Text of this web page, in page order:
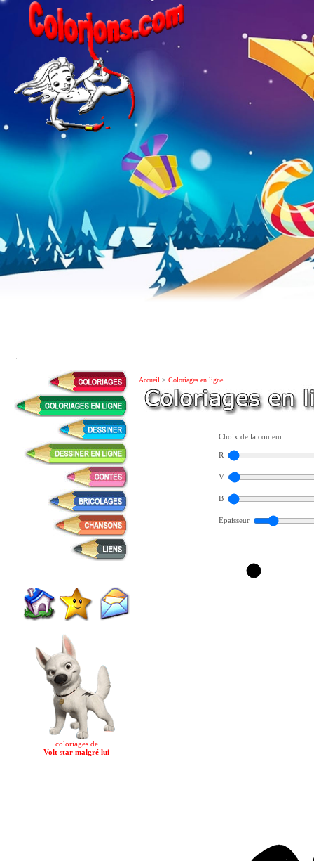
coloriages de
Volt star malgré lui
Accueil > Coloriages en ligne
Choix de la couleur
R
V
B
Epaisseur